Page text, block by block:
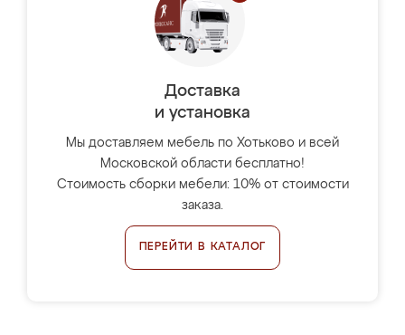
Доставка
и установка
Мы доставляем мебель по Хотьково и всей
Московской области бесплатно!
Стоимость сборки мебели: 10% от стоимости
заказа.
ПЕРЕЙТИ В КАТАЛОГ